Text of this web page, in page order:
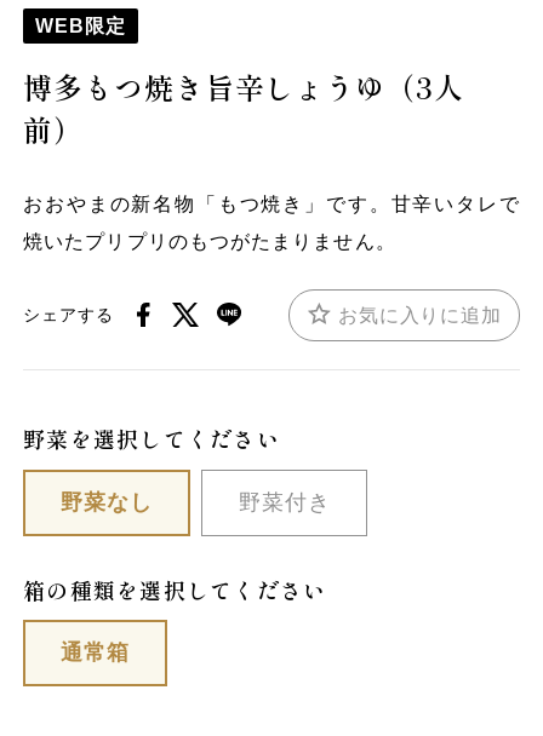
WEB限定
博多もつ焼き旨辛しょうゆ（3人
前）
おおやまの新名物「もつ焼き」です。甘辛いタレで
焼いたプリプリのもつがたまりません。
シェアする お気に入りに追加
野菜を選択してください
野菜なし 野菜付き
箱の種類を選択してください
通常箱